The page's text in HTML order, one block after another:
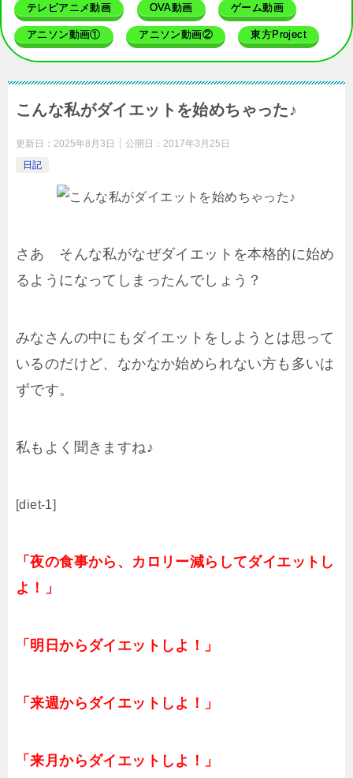
テレビアニメ動画 OVA動画 ゲーム動画
アニソン動画① アニソン動画② 東方Project
こんな私がダイエットを始めちゃった♪
更新日： 2025年8月3日 公開日： 2017年3月25日
日記
さあ そんな私がなぜダイエットを本格的に始め
るようになってしまったんでしょう？
みなさんの中にもダイエットをしようとは思って
いるのだけど、なかなか始められない方も多いは
ずです。
私もよく聞きますね♪
[diet-1]
「夜の食事から、カロリー減らしてダイエットし
よ！」
「明日からダイエットしよ！」
「来週からダイエットしよ！」
「来月からダイエットしよ！」